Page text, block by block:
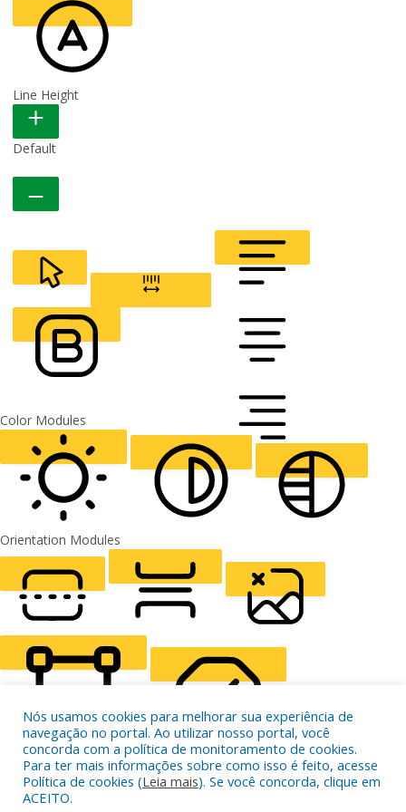
READABLE FONT
Default
CURSOR LETTER SPACING
ALIGN TEXT
LIGHT CONTRAST
Orientation Modules
READING LINE READING MASK HIDE IMAGES
HIGHLIGHT CONTENT STOP ANIMATIONS
Nós usamos cookies para melhorar sua experiência de
navegação no portal. Ao utilizar nosso portal, você
concorda com a política de monitoramento de cookies.
Para ter mais informações sobre como isso é feito, acesse
Política de cookies (Leia mais). Se você concorda, clique em
ACEITO.